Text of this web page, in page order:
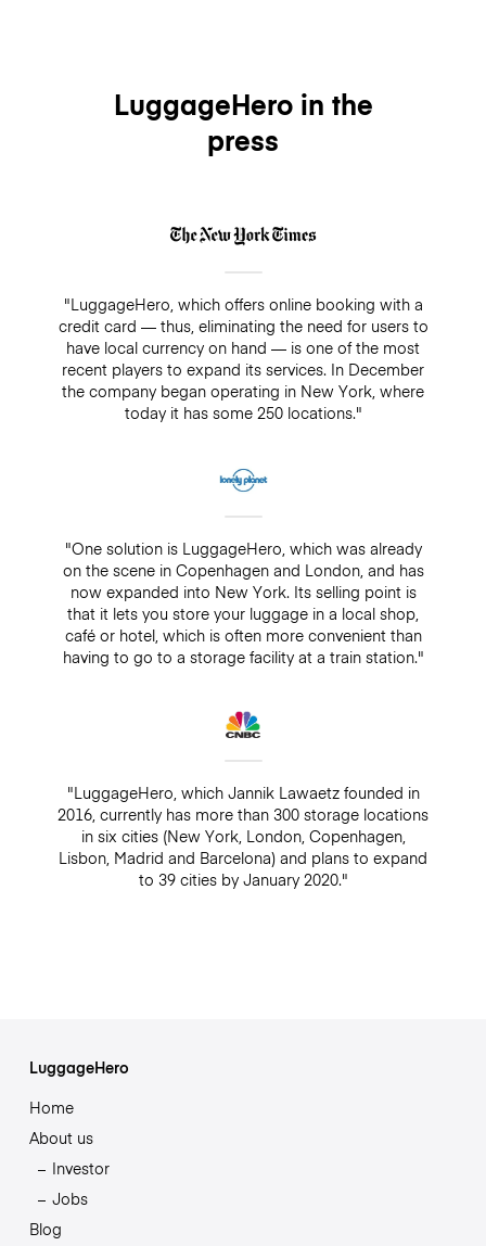
LuggageHero in the
press
"LuggageHero, which offers online booking with a
credit card — thus, eliminating the need for users to
have local currency on hand — is one of the most
recent players to expand its services. In December
the company began operating in New York, where
today it has some 250 locations."
"One solution is LuggageHero, which was already
on the scene in Copenhagen and London, and has
now expanded into New York. Its selling point is
that it lets you store your luggage in a local shop,
café or hotel, which is often more convenient than
having to go to a storage facility at a train station."
"LuggageHero, which Jannik Lawaetz founded in
2016, currently has more than 300 storage locations
in six cities (New York, London, Copenhagen,
Lisbon, Madrid and Barcelona) and plans to expand
to 39 cities by January 2020."
LuggageHero
Home
About us
Investor
Jobs
Blog